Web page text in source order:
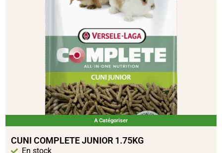
A Catégoriser
CUNI COMPLETE JUNIOR 1.75KG
En stock